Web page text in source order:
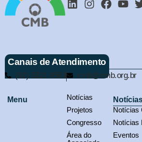
Canais de Atendimento
(61) 3321-9563 cmb@cmb.org.br
Menu
Notícias
Projetos
Congresso
Área do
Notícias
Notícias
Eventos